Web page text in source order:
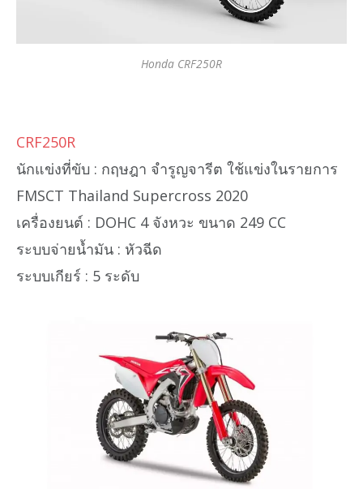
Honda CRF250R
CRF250R
นักแข่งที่ขับ : กฤษฎา จำรูญจารีต ใช้แข่งในรายการ
FMSCT Thailand Supercross 2020
เครื่องยนต์ : DOHC 4 จังหวะ ขนาด 249 CC
ระบบจ่ายน้ำมัน : หัวฉีด
ระบบเกียร์ : 5 ระดับ